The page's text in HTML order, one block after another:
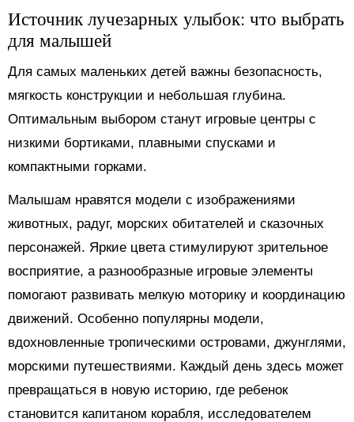
Источник лучезарных улыбок: что выбрать
для малышей
Для самых маленьких детей важны безопасность,
мягкость конструкции и небольшая глубина.
Оптимальным выбором станут игровые центры с
низкими бортиками, плавными спусками и
компактными горками.
Малышам нравятся модели с изображениями
животных, радуг, морских обитателей и сказочных
персонажей. Яркие цвета стимулируют зрительное
восприятие, а разнообразные игровые элементы
помогают развивать мелкую моторику и координацию
движений. Особенно популярны модели,
вдохновленные тропическими островами, джунглями,
морскими путешествиями. Каждый день здесь может
превращаться в новую историю, где ребенок
становится капитаном корабля, исследователем